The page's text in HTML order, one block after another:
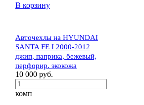
В корзину
Авточехлы на HYUNDAI
SANTA FE I 2000-2012
джип, паприка, бежевый,
перфорир. экокожа
10 000 руб.
комп